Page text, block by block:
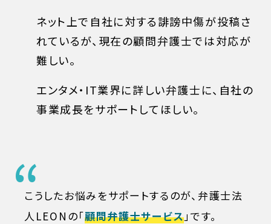
ネット上で自社に対する誹謗中傷が投稿さ
れているが、現在の顧問弁護士では対応が
難しい。
エンタメ・IT業界に詳しい弁護士に、自社の
事業成長をサポートしてほしい。
こうしたお悩みをサポートするのが、弁護士法
人LEONの「顧問弁護士サービス」です。